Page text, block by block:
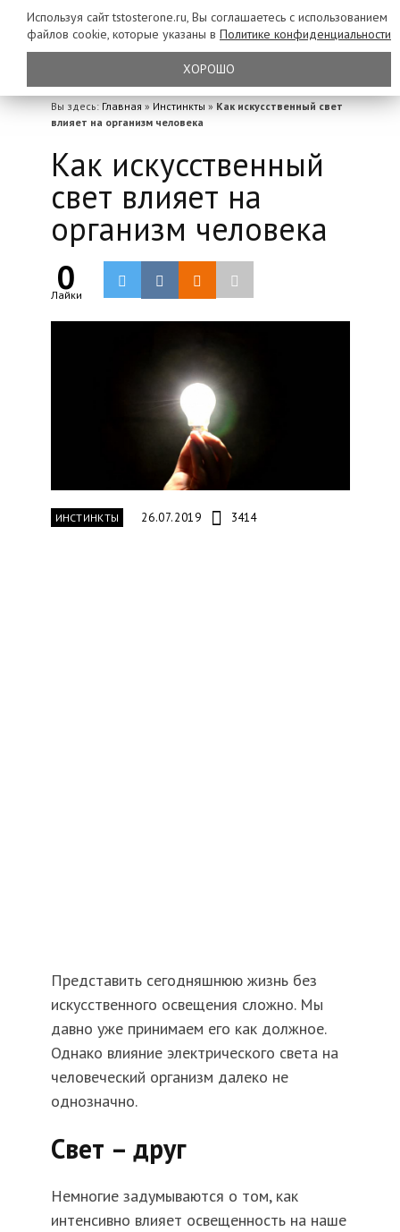
Вы здесь: Главная » Инстинкты » Как искусственный свет
влияет на организм человека
Как искусственный
свет влияет на
организм человека
0
Лайки
ИНСТИНКТЫ 26.07.2019 3414
Представить сегодняшнюю жизнь без
искусственного освещения сложно. Мы
давно уже принимаем его как должное.
Однако влияние электрического света на
человеческий организм далеко не
однозначно.
Свет – друг
Немногие задумываются о том, как
интенсивно влияет освещенность на наше
Используя сайт tstosterone.ru, Вы соглашаетесь с использованием
файлов cookie, которые указаны в Политике конфиденциальности
ХОРОШО